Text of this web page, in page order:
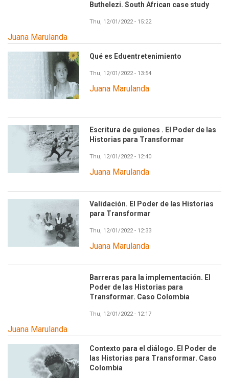
Buthelezi. South African case study
Thu, 12/01/2022 - 15:22
Juana Marulanda
Qué es Eduentretenimiento
Thu, 12/01/2022 - 13:54
Juana Marulanda
Escritura de guiones . El Poder de las
Historias para Transformar
Thu, 12/01/2022 - 12:40
Juana Marulanda
Validación. El Poder de las Historias
para Transformar
Thu, 12/01/2022 - 12:33
Juana Marulanda
Barreras para la implementación. El
Poder de las Historias para
Transformar. Caso Colombia
Thu, 12/01/2022 - 12:17
Juana Marulanda
Contexto para el diálogo. El Poder de
las Historias para Transformar. Caso
Colombia